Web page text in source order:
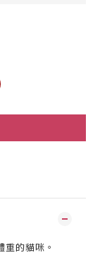
重的貓咪。